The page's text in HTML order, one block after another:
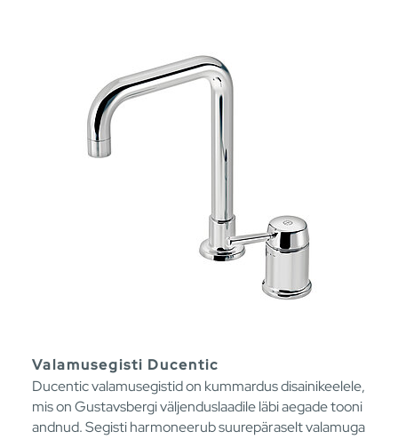
Valamusegisti Ducentic
Ducentic valamusegistid on kummardus disainikeelele,
mis on Gustavsbergi väljenduslaadile läbi aegade tooni
andnud. Segisti harmoneerub suurepäraselt valamuga